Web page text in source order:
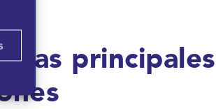
las principales